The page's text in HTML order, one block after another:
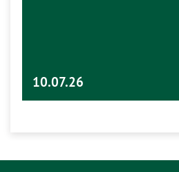
10.07.26